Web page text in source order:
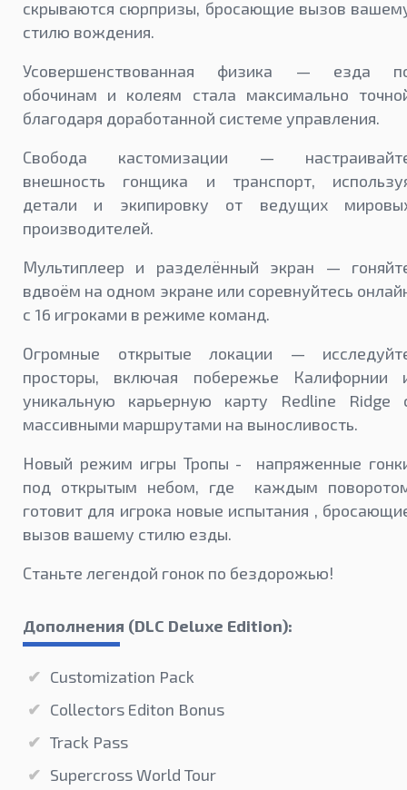
скрываются сюрпризы, бросающие вызов
стилю вождения.
Усовершенствованная физика — езда
обочинам и колеям стала максимально
благодаря доработанной системе управления.
Свобода кастомизации —
внешность гонщика и транспорт,
детали и экипировку от ведущих
производителей.
Мультиплеер и разделённый экран —
вдвоём на одном экране или соревнуйтесь
с 16 игроками в режиме команд.
Огромные открытые локации —
просторы, включая побережье Калифорнии
уникальную карьерную карту Redline Ridge
массивными маршрутами на выносливость.
Новый режим игры Тропы - напряженные
под открытым небом, где каждым
готовит для игрока новые испытания ,
вызов вашему стилю езды.
Станьте легендой гонок по бездорожью!
Дополнения (DLC Deluxe Edition):
Customization Pack
Collectors Editon Bonus
Track Pass
Supercross World Tour